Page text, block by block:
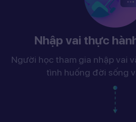
Nhập vai thực
Người học tham gia nhập vai
tình huống đời sống